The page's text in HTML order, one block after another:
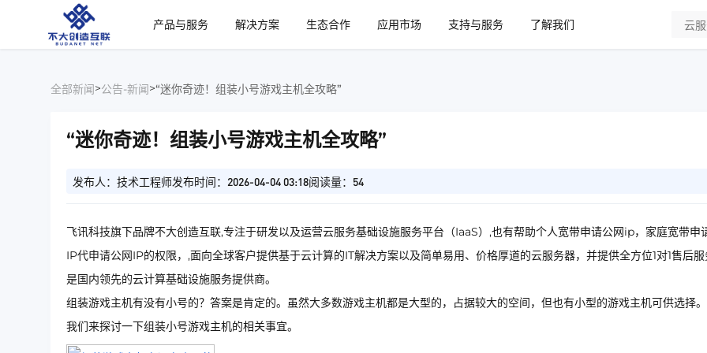
产品与服务
解决方案 生态合作 应用市场 支持与服务 了解我们
全部新闻>公告-新闻>“迷你奇迹！组装小号游戏主机全攻略”
“迷你奇迹！组装小号游戏主机全攻略”
发布人：技术工程师发布时间：2026-04-04 03:18阅读量：54
飞讯科技旗下品牌不大创造互联,专注于研发以及运营云服务基础设施服务平台（IaaS）,也有帮助个人宽带申请公网ip，家庭宽带申
IP代申请公网IP的权限，,面向全球客户提供基于云计算的IT解决方案以及简单易用、价格厚道的云服务器，并提供全方位1对1售后
是国内领先的云计算基础设施服务提供商。
组装游戏主机有没有小号的？答案是肯定的。虽然大多数游戏主机都是大型的，占据较大的空间，但也有小型的游戏主机可供选择
我们来探讨一下组装小号游戏主机的相关事宜。